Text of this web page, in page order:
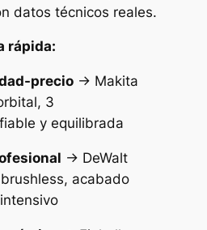
datos técnicos reales.
rápida:
precio→ Makita
3
y equilibrada
→ DeWalt
acabado